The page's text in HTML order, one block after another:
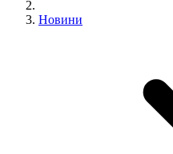
Новини